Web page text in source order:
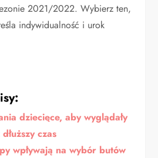
2021/2022. Wybierz ten,
indywidualność i urok
dziecięce, aby wyglądały
czas
wpływają na wybór butów